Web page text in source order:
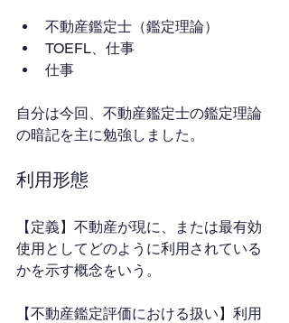
不動産鑑定士（鑑定理論）
TOEFL、仕事
仕事
自分は今回、不動産鑑定士の鑑定理論
の暗記を主に勉強しました。
利用形態
【定義】不動産が現に、または最有効
使用としてどのように利用されている
かを示す概念をいう。
【不動産鑑定評価における扱い】利用